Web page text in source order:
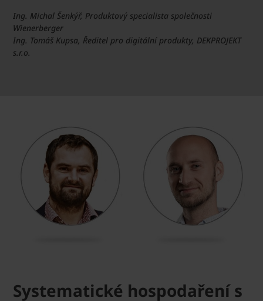
Ing. Michal Šenkýř, Produktový specialista společnosti
Wienerberger
Ing. Tomáš Kupsa, Ředitel pro digitální produkty, DEKPROJEKT
s.r.o.
Systematické hospodaření s